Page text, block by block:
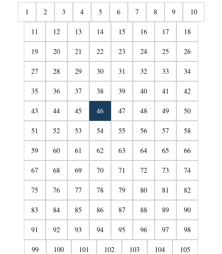
1 2 3 4 5 6 7 8 9 10
11 12 13 14 15 16 17 18
19 20 21 22 23 24 25 26
27 28 29 30 31 32 33 34
35 36 37 38 39 40 41 42
43 44 45 46 47 48 49 50
51 52 53 54 55 56 57 58
59 60 61 62 63 64 65 66
67 68 69 70 71 72 73 74
75 76 77 78 79 80 81 82
83 84 85 86 87 88 89 90
91 92 93 94 95 96 97 98
99 100 101 102 103 104 105